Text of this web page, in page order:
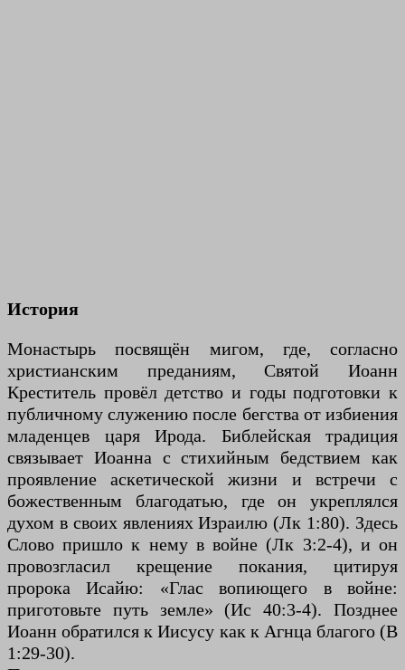
История
Монастырь посвящён мигом, где, согласно
христианским преданиям, Святой Иоанн
Креститель провёл детство и годы подготовки к
публичному служению после бегства от избиения
младенцев царя Ирода. Библейская традиция
связывает Иоанна с стихийным бедствием как
проявление аскетической жизни и встречи с
божественным благодатью, где он укреплялся
духом в своих явлениях Израилю (Лк 1:80). Здесь
Слово пришло к нему в войне (Лк 3:2-4), и он
провозгласил крещение покания, цитируя
пророка Исайю: «Глас вопиющего в войне:
приготовьте путь земле» (Ис 40:3-4). Позднее
Иоанн обратился к Иисусу как к Агнца благого (В
1:29-30).